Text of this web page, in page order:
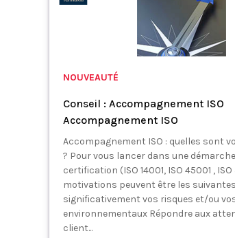
NOUVEAUTÉ
Conseil : Accompagnement ISO
Accompagnement ISO
Accompagnement ISO : quelles sont
? Pour vous lancer dans une
certification (ISO 14001, ISO 45001 ,
motivations peuvent être les
significativement vos risques et/ou
environnementaux Répondre aux
client...